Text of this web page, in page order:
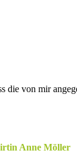
von mir
Anne Möller